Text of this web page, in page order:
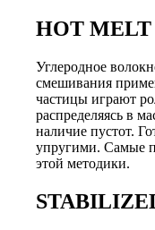
HOT MELT
Углеродное
смешивания
частицы играют
распределяясь в
наличие пустот.
упругими. Самые
этой методики.